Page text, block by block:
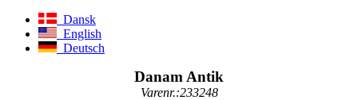
Dansk
English
Deutsch
Danam Antik
Varenr.:233248